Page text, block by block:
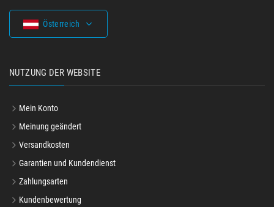
Österreich
NUTZUNG DER WEBSITE
Mein Konto
Meinung geändert
Versandkosten
Garantien und Kundendienst
Zahlungsarten
Kundenbewertung